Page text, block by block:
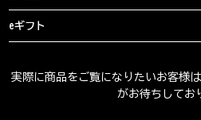
eギフト
実際に商品をご覧になりたいお客様
がお待ちしてお